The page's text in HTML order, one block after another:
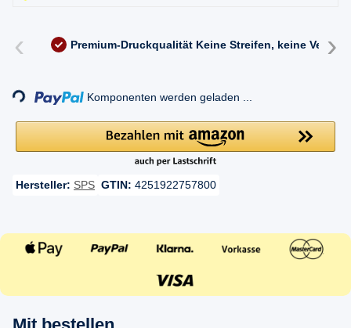
‹ Premium-Druckqualität Keine Streifen, keine ›
Loading... Komponenten werden geladen ...
Hersteller: SPS GTIN: 4251922757800